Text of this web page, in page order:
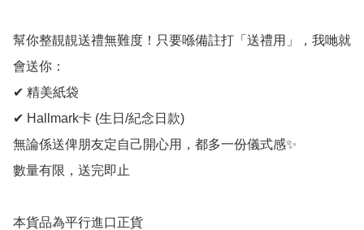
幫你整靚靚送禮無難度！只要喺備註打「送禮用」，我哋就
會送你：
✔ 精美紙袋
✔ Hallmark卡 (生日/紀念日款)
無論係送俾朋友定自己開心用，都多一份儀式感✨
數量有限，送完即止
本貨品為平行進口正貨